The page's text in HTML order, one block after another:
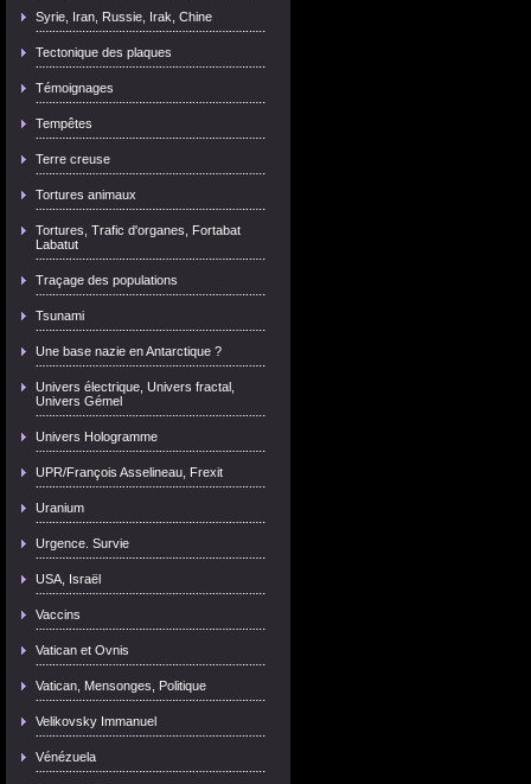
Syrie, Iran, Russie, Irak, Chine
Tectonique des plaques
Témoignages
Tempêtes
Terre creuse
Tortures animaux
Tortures, Trafic d'organes, Fortabat
Labatut
Traçage des populations
Tsunami
Une base nazie en Antarctique ?
Univers électrique, Univers fractal,
Univers Gémel
Univers Hologramme
UPR/François Asselineau, Frexit
Uranium
Urgence. Survie
USA, Israël
Vaccins
Vatican et Ovnis
Vatican, Mensonges, Politique
Velikovsky Immanuel
Vénézuela